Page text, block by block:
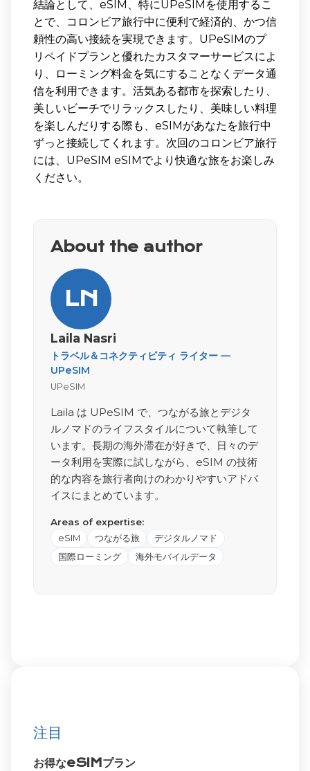
結論として、eSIM、特にUPeSIMを使用するこ
とで、コロンビア旅行中に便利で経済的、かつ信
頼性の高い接続を実現できます。UPeSIMのプ
リペイドプランと優れたカスタマーサービスによ
り、ローミング料金を気にすることなくデータ通
信を利用できます。活気ある都市を探索したり、
美しいビーチでリラックスしたり、美味しい料理
を楽しんだりする際も、eSIMがあなたを旅行中
ずっと接続してくれます。次回のコロンビア旅行
には、UPeSIM eSIMでより快適な旅をお楽しみ
ください。
About the author
LN
Laila Nasri
トラベル＆コネクティビティ ライター —
UPeSIM
UPeSIM
Laila は UPeSIM で、つながる旅とデジタ
ルノマドのライフスタイルについて執筆して
います。長期の海外滞在が好きで、日々のデ
ータ利用を実際に試しながら、eSIM の技術
的な内容を旅行者向けのわかりやすいアドバ
イスにまとめています。
Areas of expertise:
eSIM つながる旅
デジタルノマド
国際ローミング
海外モバイルデータ
注目
お得なeSIMプラン